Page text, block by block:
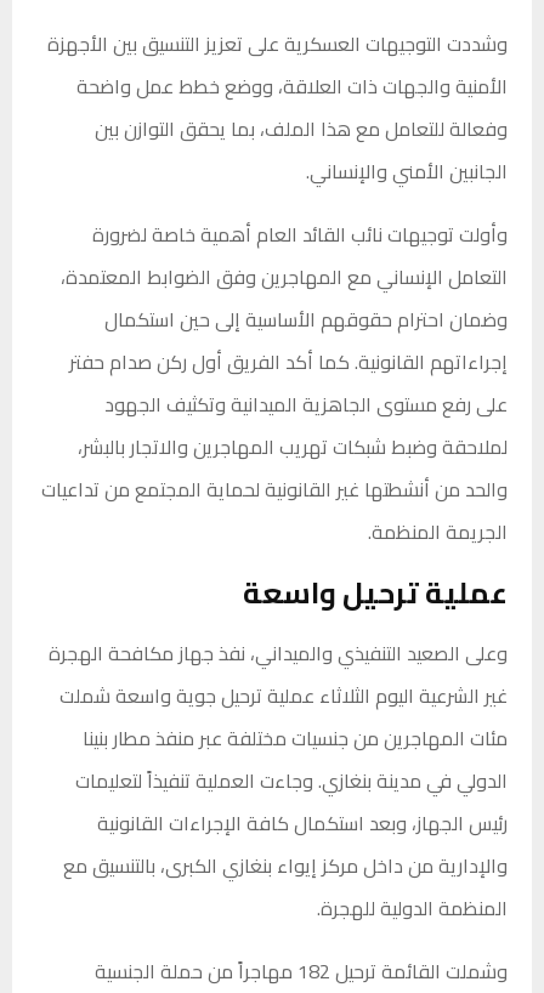
وشددت التوجيهات العسكرية على تعزيز التنسيق بين الأجهزة
الأمنية والجهات ذات العلاقة، ووضع خطط عمل واضحة
وفعالة للتعامل مع هذا الملف، بما يحقق التوازن بين
الجانبين الأمني والإنساني.
وأولت توجيهات نائب القائد العام أهمية خاصة لضرورة
التعامل الإنساني مع المهاجرين وفق الضوابط المعتمدة،
وضمان احترام حقوقهم الأساسية إلى حين استكمال
إجراءاتهم القانونية. كما أكد الفريق أول ركن صدام حفتر
على رفع مستوى الجاهزية الميدانية وتكثيف الجهود
لملاحقة وضبط شبكات تهريب المهاجرين والاتجار بالبشر،
والحد من أنشطتها غير القانونية لحماية المجتمع من تداعيات
الجريمة المنظمة.
عملية ترحيل واسعة
وعلى الصعيد التنفيذي والميداني، نفذ جهاز مكافحة الهجرة
غير الشرعية اليوم الثلاثاء عملية ترحيل جوية واسعة شملت
مئات المهاجرين من جنسيات مختلفة عبر منفذ مطار بنينا
الدولي في مدينة بنغازي. وجاءت العملية تنفيذاً لتعليمات
رئيس الجهاز، وبعد استكمال كافة الإجراءات القانونية
والإدارية من داخل مركز إيواء بنغازي الكبرى، بالتنسيق مع
المنظمة الدولية للهجرة.
وشملت القائمة ترحيل 182 مهاجراً من حملة الجنسية